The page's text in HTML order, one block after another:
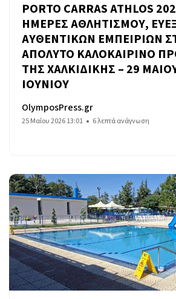
PORTO CARRAS ATHLOS
ΗΜΕΡΕΣ ΑΘΛΗΤΙΣΜΟΥ,
ΑΥΘΕΝΤΙΚΩΝ ΕΜΠΕΙΡΙΩΝ
ΑΠΟΛΥΤΟ ΚΑΛΟΚΑΙΡΙΝΟ
ΤΗΣ ΧΑΛΚΙΔΙΚΗΣ – 29
ΙΟΥΝΙΟΥ
OlymposPress.gr
25 Μαΐου 2026 13:01 6 λεπτά ανάγνωση